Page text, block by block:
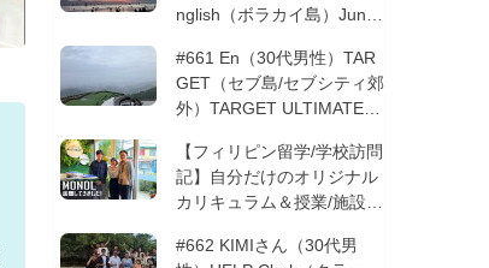
nglish（ボラカイ島）Junio
ン留学
#661 En（30代男性）TAR
GET（セブ島/セブシティ郊
外）TARGET ULTIMATE 8
留学
【フィリピン留学/学校訪問
記】自分だけのオリジナル
カリキュラム＆授業/施設の
─MONOLを徹底取材！
#662 KIMIさん（30代男